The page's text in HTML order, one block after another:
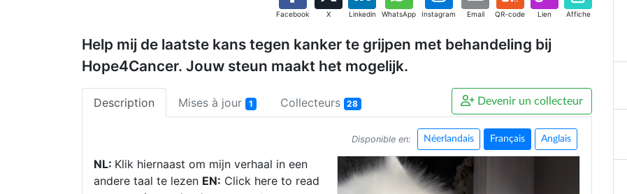
Facebook X Linkedin WhatsApp Instagram Email QR-code Lien Affiche
Help mij de laatste kans tegen kanker te grijpen met behandeling bij
Hope4Cancer. Jouw steun maakt het mogelijk.
Devenir un collecteur
Description Mises à jour 1 Collecteurs 28
Disponible en: Néerlandais Français Anglais
NL: Klik hiernaast om mijn verhaal in een
andere taal te lezen EN: Click here to read